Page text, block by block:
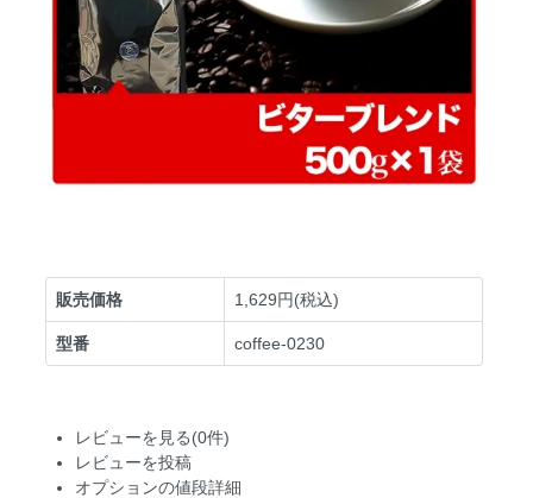
販売価格 1,629円(税込)
型番 coffee-0230
レビューを見る(0件)
レビューを投稿
オプションの値段詳細